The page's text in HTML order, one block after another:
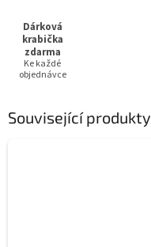
Dárková
krabička
zdarma
Ke každé
objednávce
Související produkty